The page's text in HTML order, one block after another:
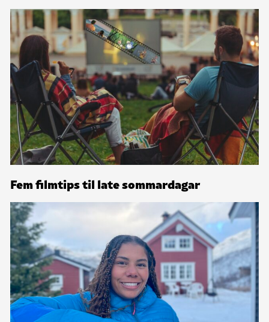
Fem filmtips til late sommardagar